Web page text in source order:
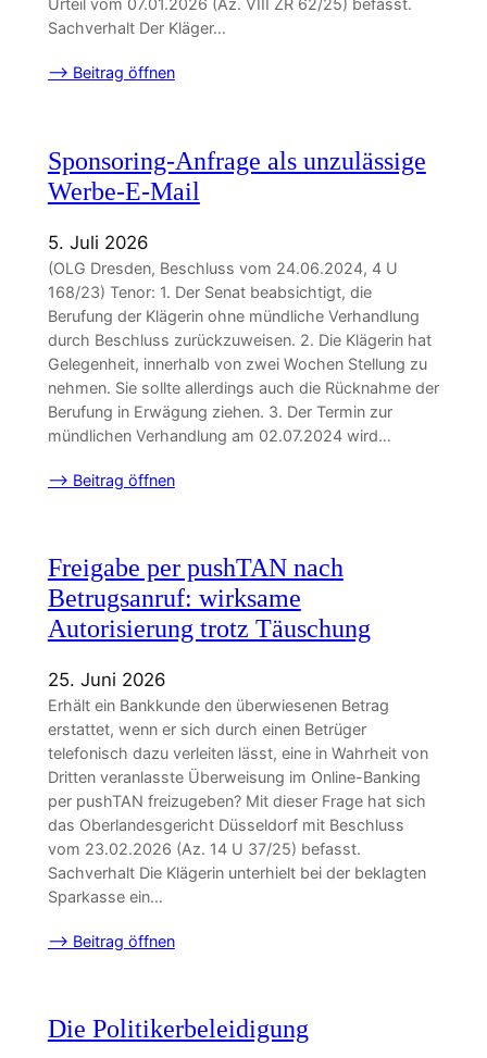
Urteil vom 07.01.2026 (Az. VIII ZR 62/25) befasst.
Sachverhalt Der Kläger…
–> Beitrag öffnen
Sponsoring-Anfrage als unzulässige
Werbe-E-Mail
5. Juli 2026
(OLG Dresden, Beschluss vom 24.06.2024, 4 U
168/23) Tenor: 1. Der Senat beabsichtigt, die
Berufung der Klägerin ohne mündliche Verhandlung
durch Beschluss zurückzuweisen. 2. Die Klägerin hat
Gelegenheit, innerhalb von zwei Wochen Stellung zu
nehmen. Sie sollte allerdings auch die Rücknahme der
Berufung in Erwägung ziehen. 3. Der Termin zur
mündlichen Verhandlung am 02.07.2024 wird…
–> Beitrag öffnen
Freigabe per pushTAN nach
Betrugsanruf: wirksame
Autorisierung trotz Täuschung
25. Juni 2026
Erhält ein Bankkunde den überwiesenen Betrag
erstattet, wenn er sich durch einen Betrüger
telefonisch dazu verleiten lässt, eine in Wahrheit von
Dritten veranlasste Überweisung im Online-Banking
per pushTAN freizugeben? Mit dieser Frage hat sich
das Oberlandesgericht Düsseldorf mit Beschluss
vom 23.02.2026 (Az. 14 U 37/25) befasst.
Sachverhalt Die Klägerin unterhielt bei der beklagten
Sparkasse ein…
–> Beitrag öffnen
Die Politikerbeleidigung